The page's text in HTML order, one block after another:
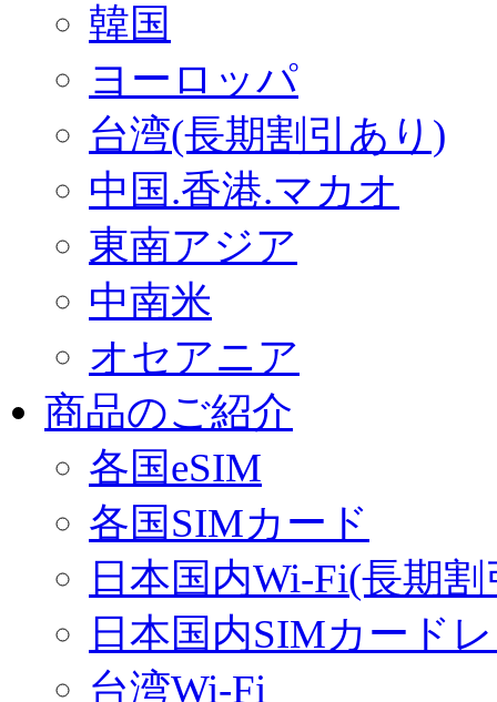
韓国
ヨーロッパ
台湾(長期割引あり)
中国.香港.マカオ
東南アジア
中南米
オセアニア
商品のご紹介
各国eSIM
各国SIMカード
日本国内Wi-Fi(長期
日本国内SIMカード
台湾Wi-Fi